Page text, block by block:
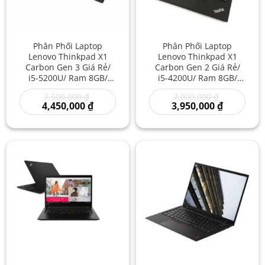
Phân Phối Laptop
Lenovo Thinkpad X1
Carbon Gen 3 Giá Rẻ/
i5-5200U/ Ram 8GB/
SSD 256GB/ Laptop
Nhập Khẩu Giá Rẻ/
Lenovo Thinkpad X1 Cũ
7,500,000₫
gốc
là:
7,500,000 ₫.
4,450,000₫Giá
hiện
là:
Phân Phối Laptop
Lenovo Thinkpad X1
Carbon Gen 2 Giá Rẻ/
i5-4200U/ Ram 8GB/
SSD 256GB/ Laptop
Chính Hãng/ Laptop
Xách Tay Giá Rẻ
7,000,000₫
gốc
là:
7,000,000
3,950,000₫Giá
hiện
là: